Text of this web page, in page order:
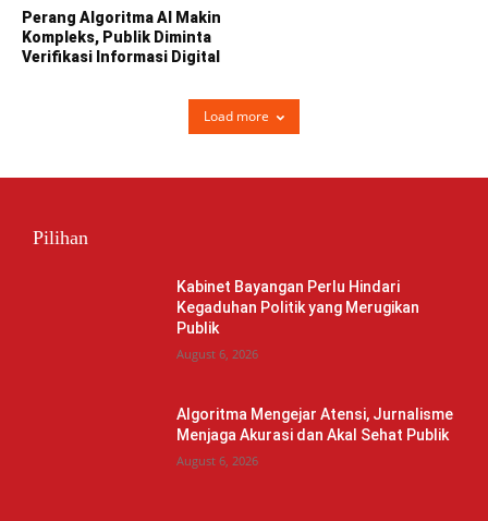
Perang Algoritma AI Makin
Kompleks, Publik Diminta
Verifikasi Informasi Digital
Load more
Pilihan
Kabinet Bayangan Perlu Hindari
Kegaduhan Politik yang Merugikan
Publik
August 6, 2026
Algoritma Mengejar Atensi, Jurnalisme
Menjaga Akurasi dan Akal Sehat Publik
August 6, 2026